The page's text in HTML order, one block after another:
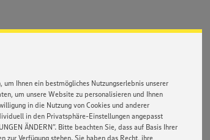
Ihnen ein bestmögliches Nutzungserlebnis unserer
um unsere Website zu personalisieren und Ihnen
in die Nutzung von Cookies und anderer
in den Privatsphäre-Einstellungen angepasst
ÄNDERN”. Bitte beachten Sie, dass auf Basis Ihrer
zur Verfügung stehen. Sie haben das Recht, ihre